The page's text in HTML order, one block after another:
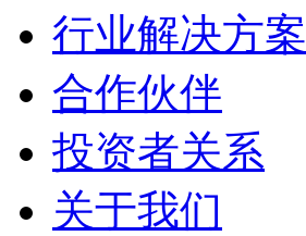
行业解决方案
合作伙伴
投资者关系
关于我们